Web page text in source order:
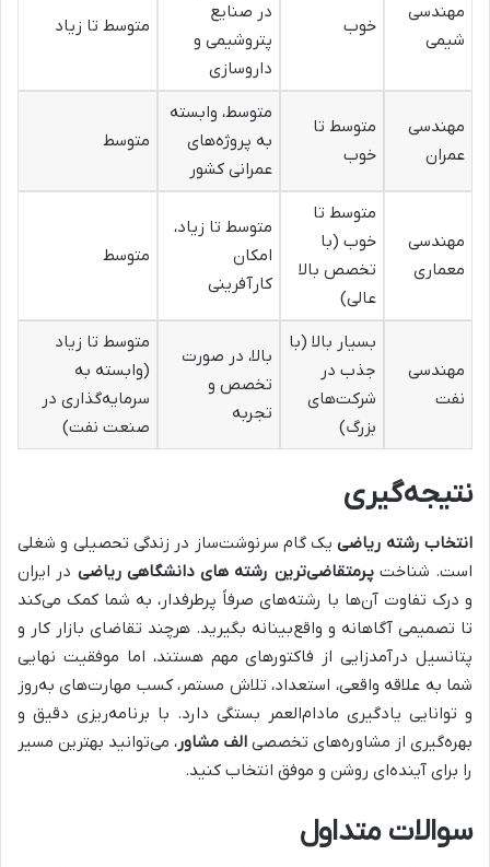
مهندسی
شیمی
خوب
در صنایع
پتروشیمی و
داروسازی
متوسط تا زیاد
مهندسی
عمران
متوسط تا
خوب
متوسط، وابسته
به پروژه‌های
عمرانی کشور
متوسط
مهندسی
معماری
متوسط تا
خوب (با
تخصص بالا
عالی)
متوسط تا زیاد،
امکان
کارآفرینی
متوسط
مهندسی
نفت
بسیار بالا (با
جذب در
شرکت‌های
بزرگ)
بالا، در صورت
تخصص و
تجربه
متوسط تا زیاد
(وابسته به
سرمایه‌گذاری در
صنعت نفت)
نتیجه‌گیری
انتخاب رشته ریاضییک گام سرنوشت‌ساز در زندگی تحصیلی و شغلی
است. شناختپرمتقاضی‌ترین رشته های دانشگاهی ریاضی در ایران
و درک تفاوت آن‌ها با رشته‌های صرفاً پرطرفدار، به شما کمک می‌کند
تا تصمیمی آگاهانه و واقع‌بینانه بگیرید. هرچند تقاضای بازار کار و
پتانسیل درآمدزایی از فاکتورهای مهم هستند، اما موفقیت نهایی
شما به علاقه واقعی، استعداد، تلاش مستمر، کسب مهارت‌های به‌روز
و توانایی یادگیری مادام‌العمر بستگی دارد. با برنامه‌ریزی دقیق و
بهره‌گیری از مشاوره‌های تخصصی الف مشاور، می‌توانید بهترین مسیر
را برای آینده‌ای روشن و موفق انتخاب کنید.
سوالات متداول